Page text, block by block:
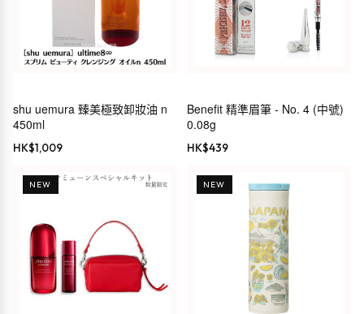
shu uemura 臻美極致卸妝油 n
450ml
HK$1,009
Benefit 精準眉筆 - No. 4 (中號)
0.08g
HK$439
NEW NEW